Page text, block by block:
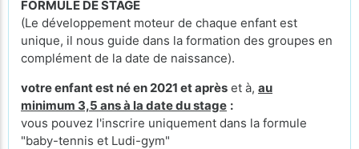
FORMULE DE STAGE
(Le développement moteur de chaque enfant est
unique, il nous guide dans la formation des groupes en
complément de la date de naissance).
votre enfant est né en 2021 et après et à, au
minimum 3,5 ans à la date du stage :
vous pouvez l'inscrire uniquement dans la formule
"baby-tennis et Ludi-gym"